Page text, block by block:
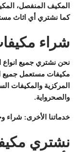
المكيف المنفصل،
كما نشتري أي اثاث
شراء
نحن نشتري جميع
مكيفات مستعمل جميع
المركزية والمكيفات
والصحرواية.
خدماتنا الأخرى: شراء
نشتري